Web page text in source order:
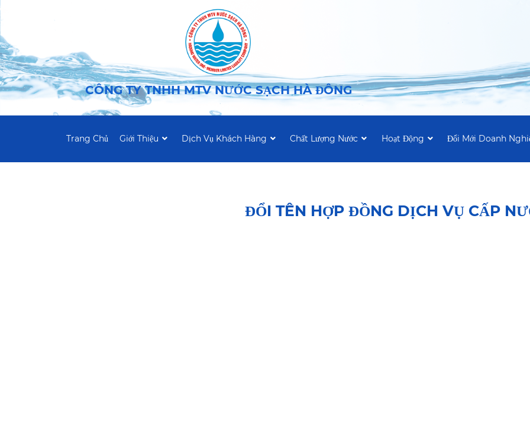
CÔNG TY TNHH MTV NƯỚC SẠCH HÀ ĐÔNG
Trang Chủ Giới Thiệu Dịch Vụ Khách Hàng Chất Lượng Nước Hoạt Động Đổi Mới Doanh
ĐỔI TÊN HỢP ĐỒNG DỊCH VỤ CẤP